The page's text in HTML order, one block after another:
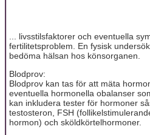
... livsstilsfaktorer och eventuella
fertilitetsproblem. En fysisk
bedöma hälsan hos könsorganen.
Blodprov:
Blodprov kan tas för att mäta
eventuella hormonella obalanser
kan inkludera tester för hormoner
testosteron, FSH
hormon) och sköldkörtelhormoner.